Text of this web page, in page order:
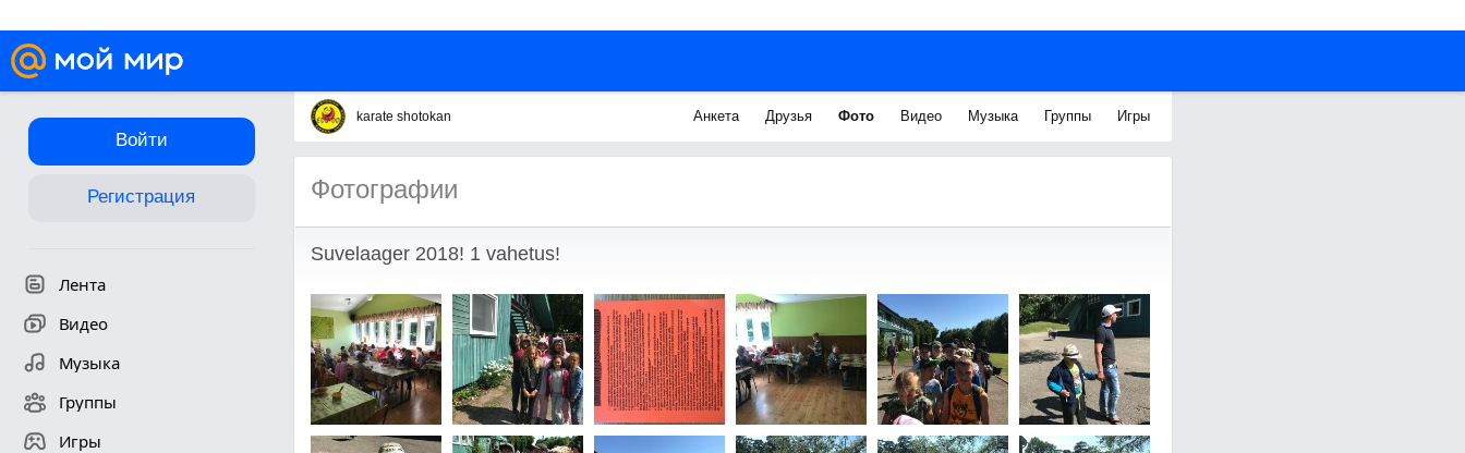
Войти
Регистрация
Лента
Видео
Музыка
Группы
Игры
karate shotokan Анкета Друзья Фото Видео Музыка Группы Игры
Фотографии
Suvelaager 2018! 1 vahetus!